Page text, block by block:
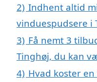
2) Indhent altid
vinduespudsere i
3) Få nemt 3
Tinghøj, du kan
4) Hvad koster